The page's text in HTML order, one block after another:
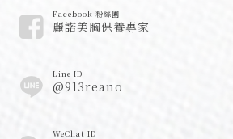
Facebook 粉絲團
麗諾美胸保養專家
Line ID
@913reano
WeChat ID